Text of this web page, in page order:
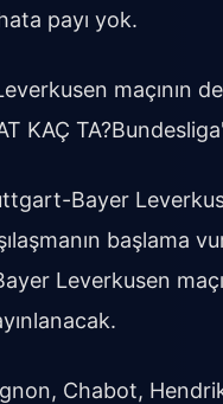
payı yok.
maçının
KAÇ
Bayer
başlama
Leverkusen
Chabot,